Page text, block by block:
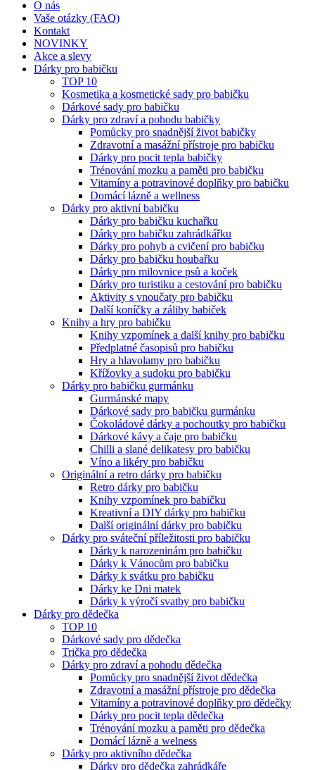
O nás
Vaše otázky (FAQ)
Kontakt
NOVINKY
Akce a slevy
Dárky pro babičku
TOP 10
Kosmetika a kosmetické sady pro babičku
Dárkové sady pro babičku
Dárky pro zdraví a pohodu babičky
Pomůcky pro snadnější život babičky
Zdravotní a masážní přístroje pro babičku
Dárky pro pocit tepla babičky
Trénování mozku a paměti pro babičku
Vitamíny a potravinové doplňky pro babičku
Domácí lázně a wellness
Dárky pro aktivní babičku
Dárky pro babičku kuchařku
Dárky pro babičku zahrádkářku
Dárky pro pohyb a cvičení pro babičku
Dárky pro babičku houbařku
Dárky pro milovnice psů a koček
Dárky pro turistiku a cestování pro babičku
Aktivity s vnoučaty pro babičku
Další koníčky a záliby babiček
Knihy a hry pro babičku
Knihy vzpomínek a další knihy pro babičku
Předplatné časopisů pro babičku
Hry a hlavolamy pro babičku
Křížovky a sudoku pro babičku
Dárky pro babičku gurmánku
Gurmánské mapy
Dárkové sady pro babičku gurmánku
Čokoládové dárky a pochoutky pro babičku
Dárkové kávy a čaje pro babičku
Chilli a slané delikatesy pro babičku
Víno a likéry pro babičku
Originální a retro dárky pro babičku
Retro dárky pro babičku
Knihy vzpomínek pro babičku
Kreativní a DIY dárky pro babičku
Další originální dárky pro babičku
Dárky pro sváteční příležitosti pro babičku
Dárky k narozeninám pro babičku
Dárky k Vánocům pro babičku
Dárky k svátku pro babičku
Dárky ke Dni matek
Dárky k výročí svatby pro babičku
Dárky pro dědečka
TOP 10
Dárkové sady pro dědečka
Trička pro dědečka
Dárky pro zdraví a pohodu dědečka
Pomůcky pro snadnější život dědečka
Zdravotní a masážní přístroje pro dědečka
Vitamíny a potravinové doplňky pro dědečky
Dárky pro pocit tepla dědečka
Trénování mozku a paměti pro dědečka
Domácí lázně a welness
Dárky pro aktivního dědečka
Dárky pro dědečka zahrádkáře